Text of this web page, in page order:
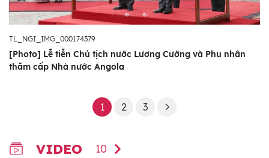
TL_NGI_IMG_000174379
[Photo] Lễ tiễn Chủ tịch nước Lương Cường và Phu nhân
thăm cấp Nhà nước Angola
1 2 3
VIDEO 10